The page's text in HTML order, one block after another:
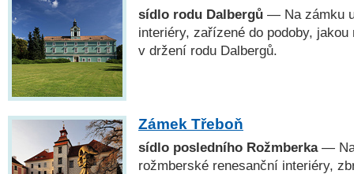
sídlo rodu Dalbergů — Na zámku
interiéry, zařízené do podoby,
v držení rodu Dalbergů.
Zámek Třeboň
sídlo posledního Rožmberka— Na
rožmberské renesanční interiéry,